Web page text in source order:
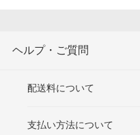
ヘルプ・ご質問
配送料について
支払い方法について